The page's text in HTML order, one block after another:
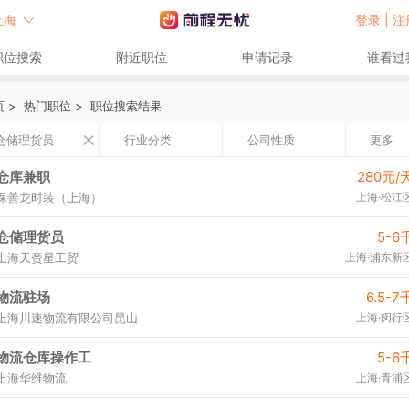
海 登录 | 注
位搜索 附近职位 申请记录 谁看过
> 热门职位 > 职位搜索结果
储理货员 行业分类 公司性质 更多
库兼职 280元/
善龙时装（上海） 上海·松江
储理货员 5-6
海天赉星工贸 上海·浦东新
流驻场 6.5-7
海川速物流有限公司昆山 上海·闵行
流仓库操作工 5-6
海华维物流 上海·青浦